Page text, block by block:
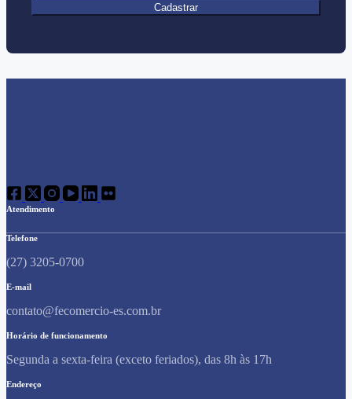
Cadastrar
Atendimento
Telefone
(27) 3205-0700
E-mail
contato@fecomercio-es.com.br
Horário de funcionamento
Segunda a sexta-feira (exceto feriados), das 8h às 17h
Endereço